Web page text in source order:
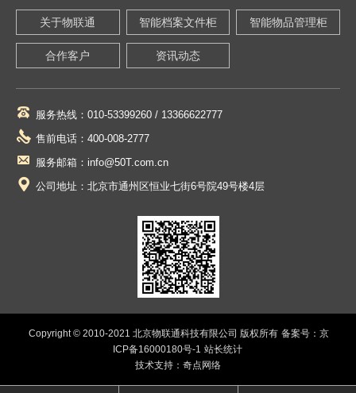
关于物联通 智能档案文件柜 智能物品管理柜
合作客户 资讯动态
服务热线：010-53399260 / 13366622777
售前电话：400-008-2777
服务邮箱：info@50T.com.cn
公司地址：北京市通州区恒业七街6号院49号楼4层
Copyright © 2010-2021 北京物联通科技有限公司 版权所有 备案号：京
ICP备16000180号-1 站长统计
技术支持：奇点网络